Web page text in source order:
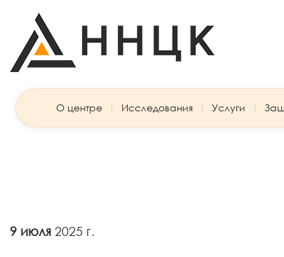
О центре Исследования Услуги
9 июля2025 г.